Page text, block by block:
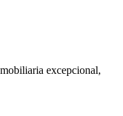
excepcional,